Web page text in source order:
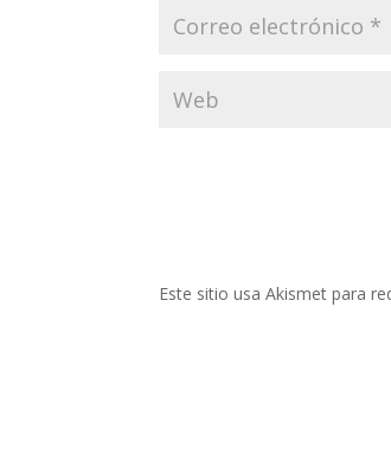
Este sitio usa Akismet para